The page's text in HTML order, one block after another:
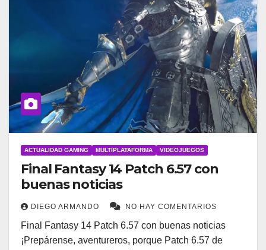
ACTUALIDAD GAMING MULTIPLATAFORMA VIDEOJUEGOS
Final Fantasy 14 Patch 6.57 con
buenas noticias
DIEGO ARMANDO NO HAY COMENTARIOS
Final Fantasy 14 Patch 6.57 con buenas noticias
¡Prepárense, aventureros, porque Patch 6.57 de